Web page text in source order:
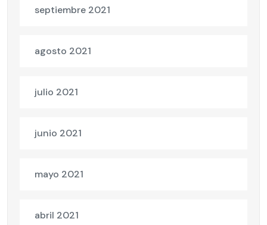
septiembre 2021
agosto 2021
julio 2021
junio 2021
mayo 2021
abril 2021